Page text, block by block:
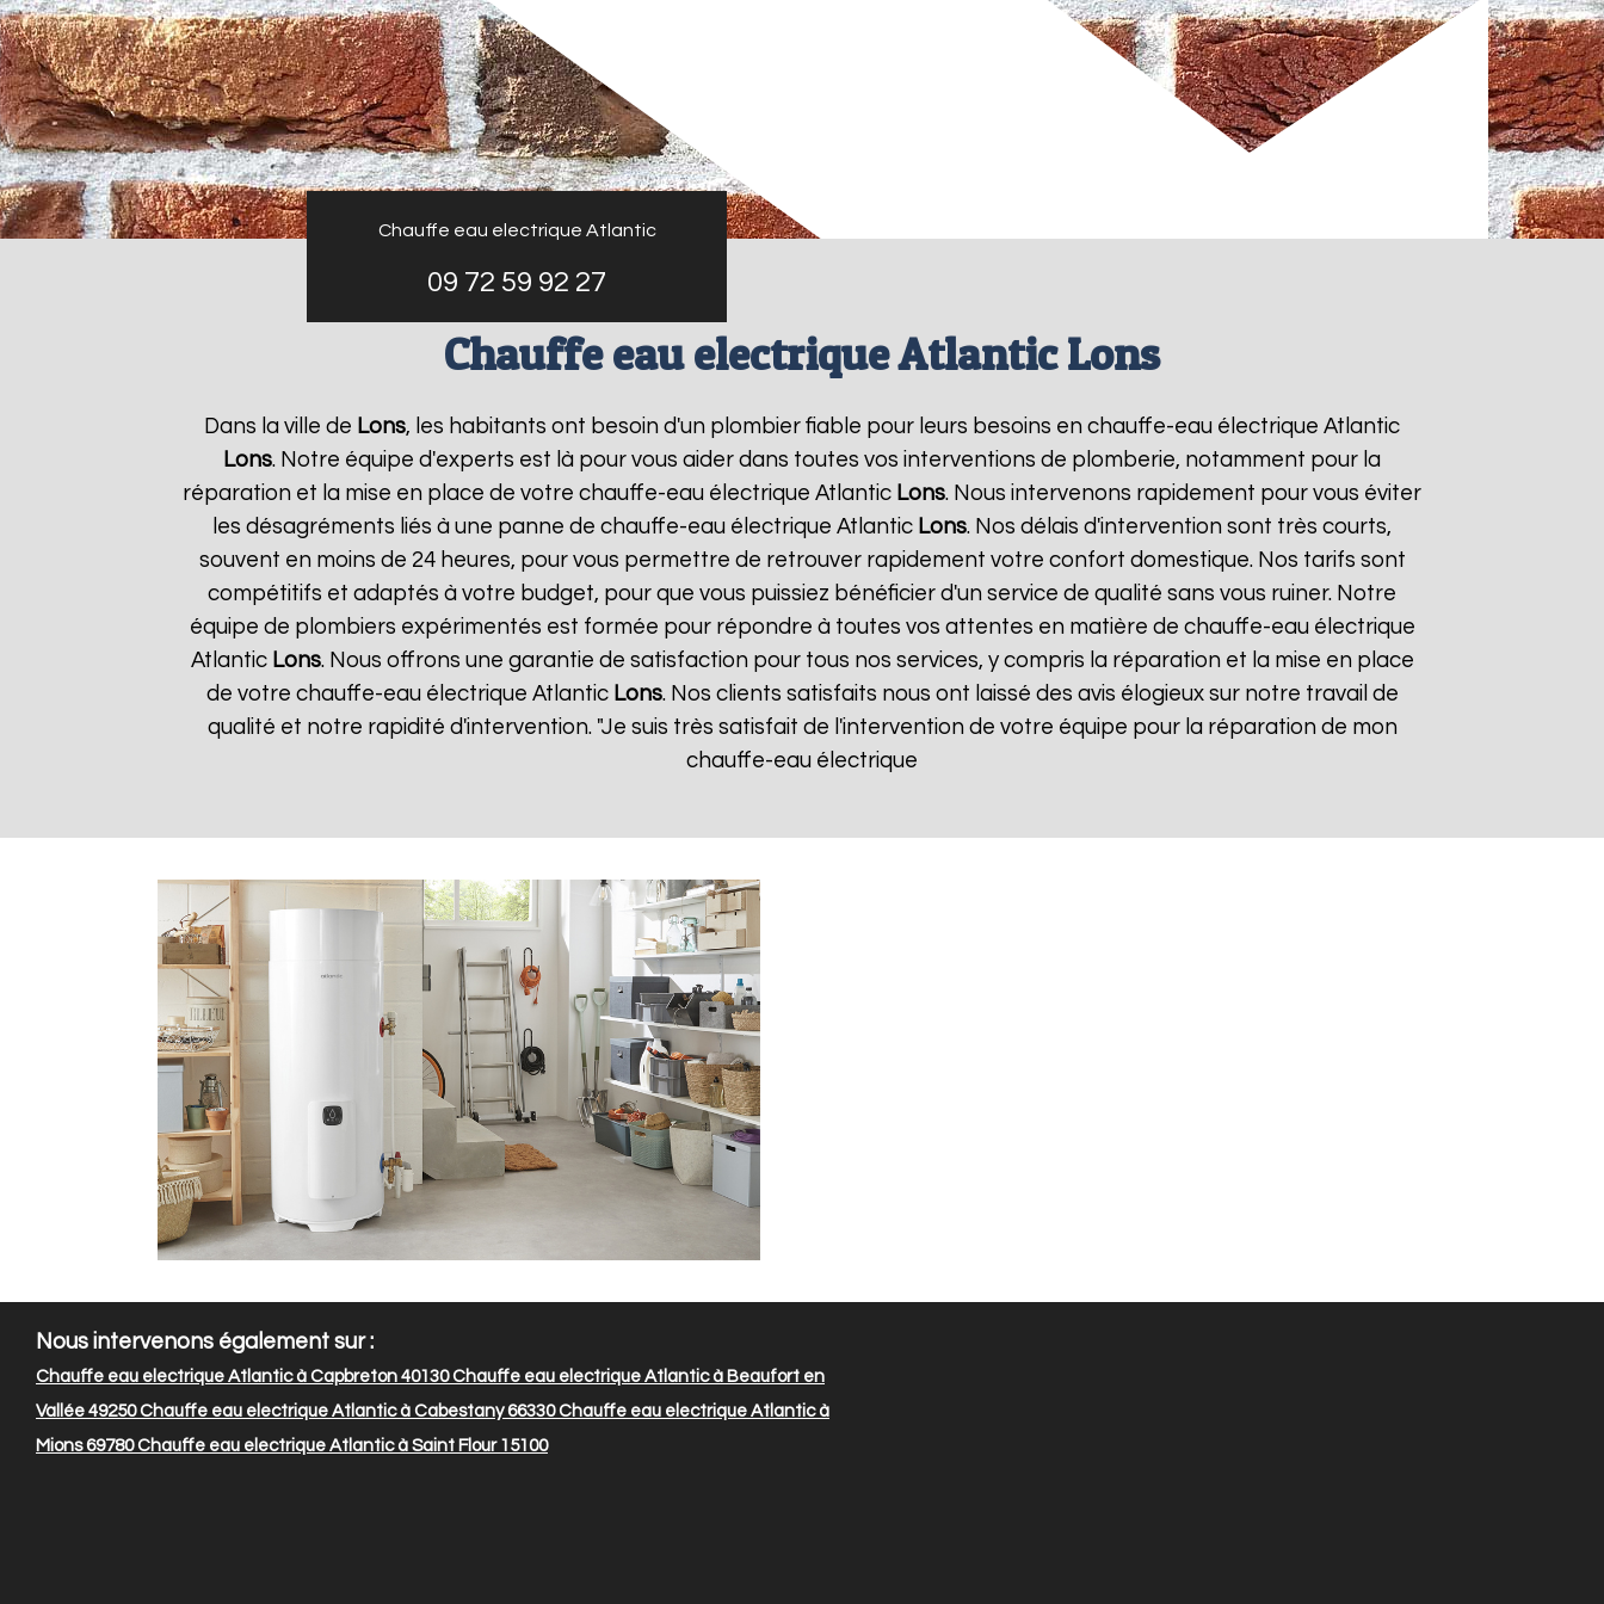
Chauffe eau electrique Atlantic
09 72 59 92 27
Chauffe eau electrique Atlantic Lons
Dans la ville de Lons, les habitants ont besoin d'un plombier fiable pour leurs besoins en chauffe-eau électrique Atlantic
Lons. Notre équipe d'experts est là pour vous aider dans toutes vos interventions de plomberie, notamment pour la
réparation et la mise en place de votre chauffe-eau électrique Atlantic Lons. Nous intervenons rapidement pour vous éviter
les désagréments liés à une panne de chauffe-eau électrique Atlantic Lons. Nos délais d'intervention sont très courts,
souvent en moins de 24 heures, pour vous permettre de retrouver rapidement votre confort domestique. Nos tarifs sont
compétitifs et adaptés à votre budget, pour que vous puissiez bénéficier d'un service de qualité sans vous ruiner. Notre
équipe de plombiers expérimentés est formée pour répondre à toutes vos attentes en matière de chauffe-eau électrique
Atlantic Lons. Nous offrons une garantie de satisfaction pour tous nos services, y compris la réparation et la mise en place
de votre chauffe-eau électrique Atlantic Lons. Nos clients satisfaits nous ont laissé des avis élogieux sur notre travail de
qualité et notre rapidité d'intervention. "Je suis très satisfait de l'intervention de votre équipe pour la réparation de mon
chauffe-eau électrique
Nous intervenons également sur :
Chauffe eau electrique Atlantic à Capbreton 40130Chauffe eau electrique Atlantic à Beaufort en
Vallée 49250Chauffe eau electrique Atlantic à Cabestany 66330Chauffe eau electrique Atlantic à
Mions 69780Chauffe eau electrique Atlantic à Saint Flour 15100